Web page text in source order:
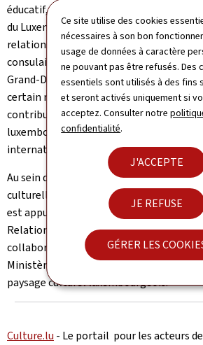
Ce site utilise des cookies
nécessaires à son bon
usage de données à caractère
ne pouvant pas être refusés. Des
essentiels sont utilisés à des fins
et seront activés uniquement si
acceptez. Consulter notre
confidentialité.
J'ACCEPTE
JE REFUSE
GÉRER LES
éducatif, la diplomatie culturelle
du Luxembourg à l’étranger et au
relations avec d’autres pays. Le réseau
consulaire luxembourgeois, et en
Grand-Duché de Luxembourg (MGDL)
certain nombre de représentations à
contribuent proactivement à promouvoir
luxembourgeoise dans toute sa diversité
internationale.
Au sein du Ministère des Affaires
culturelle mise en œuvre par les
est appuyée par la Direction des Affaires
Relations culturelles internationales, en
collaboration avec d’autres
Ministère de la Culture et de nombreux
paysage culturel luxembourgeois.
Culture.lu - Le portail pour les acteurs